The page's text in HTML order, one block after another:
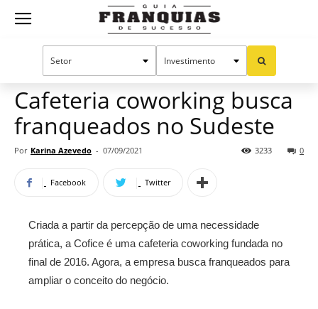
Guia
Mercado de franquias
Cafeteria coworking busca
franqueados no Sudeste
Por Karina Azevedo - 07/09/2021 0
3233
Facebook Twitter
Criada a partir da percepção de uma necessidade
prática, a Cofice é uma cafeteria coworking fundada no
final de 2016. Agora, a empresa busca franqueados para
ampliar o conceito do negócio.